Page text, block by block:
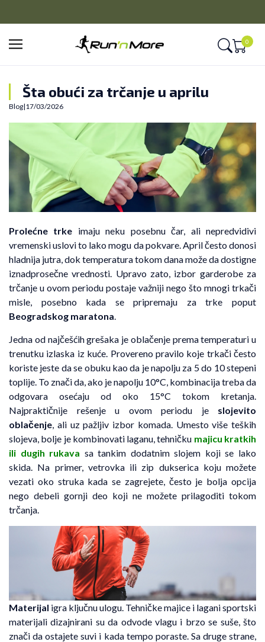
0
Šta obući za trčanje u aprilu
Blog|17/03/2026
Prolećne trke imaju neku posebnu čar, ali nepredvidivi
vremenski uslovi to lako mogu da pokvare. April često donosi
hladnija jutra, dok temperatura tokom dana može da dostigne
iznadprosečne vrednosti. Upravo zato, izbor garderobe za
trčanje u ovom periodu postaje važniji nego što mnogi trkači
misle, posebno kada se pripremaju za trke poput
Beogradskog maratona.
Jedna od najčešćih grešaka je oblačenje prema temperaturi u
trenutku izlaska iz kuće. Provereno pravilo koje trkači često
koriste jeste da se obuku kao da je napolju za 5 do 10 stepeni
toplije. To znači da, ako je napolju 10°C, kombinacija treba da
odgovara osećaju od oko 15°C tokom kretanja.
Najpraktičnije rešenje u ovom periodu je slojevito
oblačenje, ali uz pažljiv izbor komada. Umesto više teških
slojeva, bolje je kombinovati laganu, tehničku majicu kratkih
ili dugih rukava sa tankim dodatnim slojem koji se lako
skida. Na primer, vetrovka ili zip dukserica koju možete
vezati oko struka kada se zagrejete, često je bolja opcija
nego debeli gornji deo koji ne možete prilagoditi tokom
trčanja.
Materijal igra ključnu ulogu. Tehničke majice i lagani sportski
materijali dizajnirani su da odvode vlagu i brzo se suše, što
znači da ostajete suvi i kada tempo poraste. Sa druge strane,